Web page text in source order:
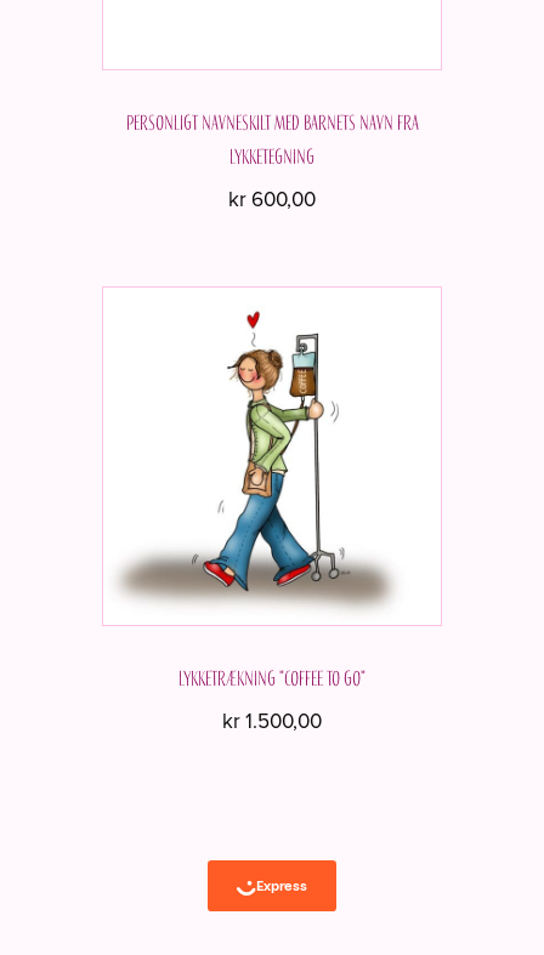
Personligt navneskilt med barnets navn fra
Lykketegning
kr600,00
flere
varianter.
Mulighederne
kan
vælges
på
varesiden
Lykketrækning "Coffee to go"
kr1.500,00